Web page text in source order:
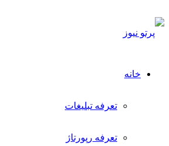
خانه
تعرفه تبلیغات
تعرفه رپورتاژ